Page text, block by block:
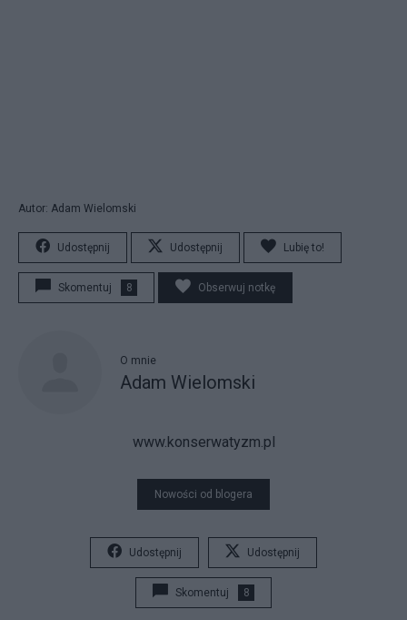
Autor: Adam Wielomski
Udostępnij Udostępnij Lubię to!
Skomentuj 8 Obserwuj notkę
O mnie
Adam Wielomski
www.konserwatyzm.pl
Nowości od blogera
Udostępnij Udostępnij
Skomentuj 8